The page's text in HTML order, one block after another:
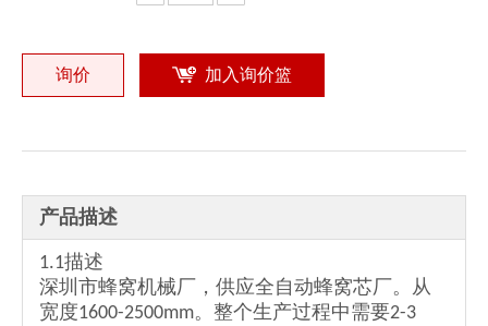
全自动标准蜂窝芯制造机
询价 加入询价篮
产品描述
1.1描述
深圳市蜂窝机械厂，供应全自动蜂窝芯厂。从
宽度1600-2500mm。整个生产过程中需要2-3